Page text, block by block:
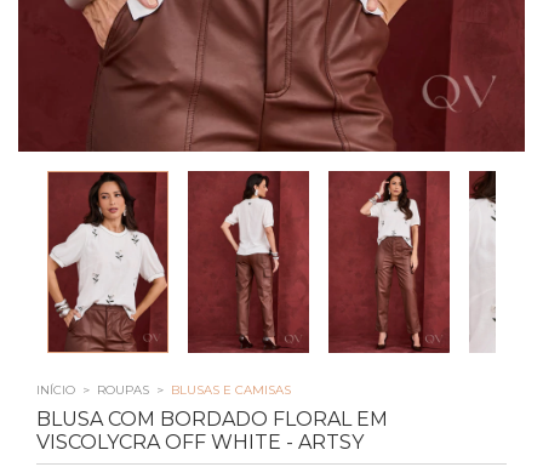
INÍCIO > ROUPAS > BLUSAS E CAMISAS
BLUSA COM BORDADO FLORAL EM
VISCOLYCRA OFF WHITE - ARTSY